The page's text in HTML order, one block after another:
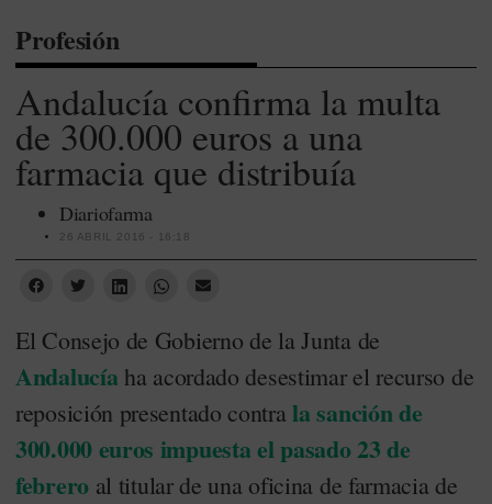
Profesión
Andalucía confirma la multa
de 300.000 euros a una
farmacia que distribuía
Diariofarma
26 ABRIL 2016 - 16:18
El Consejo de Gobierno de la Junta de
Andalucíaha acordado desestimar el recurso de
reposición presentado contrala sanción de
300.000 euros impuesta el pasado 23 de
febreroal titular de una oficina de farmacia de